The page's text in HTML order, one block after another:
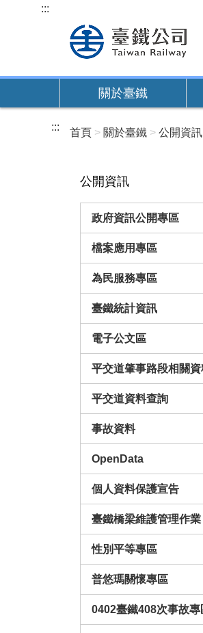
內
:::
關於臺鐵
::: 首頁 關於臺鐵 公開資訊
公開資訊
政府資訊公開專區
檔案應用專區
為民服務專區
臺鐵統計資訊
電子公文區
平交道肇事路段相關資
平交道資料查詢
事故資料
OpenData
個人資料保護宣告
臺鐵橋梁維護管理作業
性別平等專區
普悠瑪關懷專區
0402臺鐵408次事故專